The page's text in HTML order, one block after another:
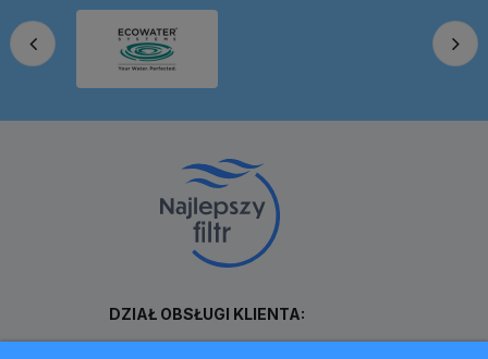
DZIAŁ OBSŁUGI KLIENTA: